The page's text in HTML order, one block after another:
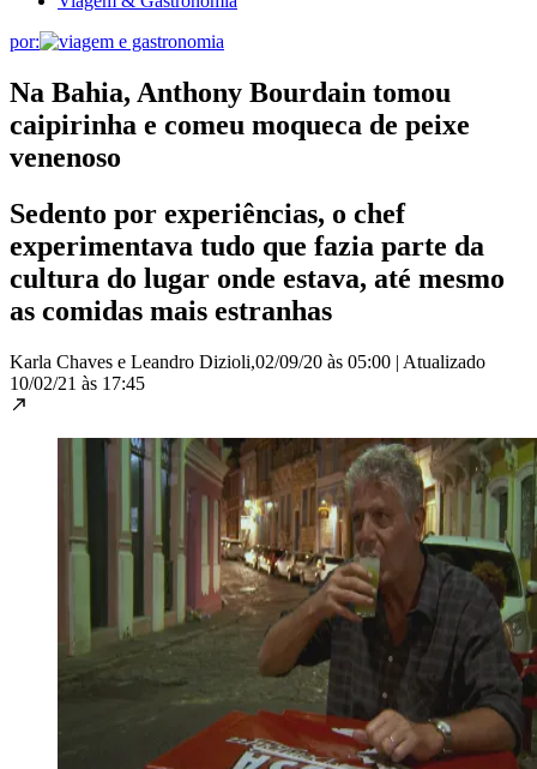
por:
Na Bahia, Anthony Bourdain tomou
caipirinha e comeu moqueca de peixe
venenoso
Sedento por experiências, o chef
experimentava tudo que fazia parte da
cultura do lugar onde estava, até mesmo
as comidas mais estranhas
Karla Chaves e Leandro Dizioli,02/09/20 às 05:00 | Atualizado
10/02/21 às 17:45